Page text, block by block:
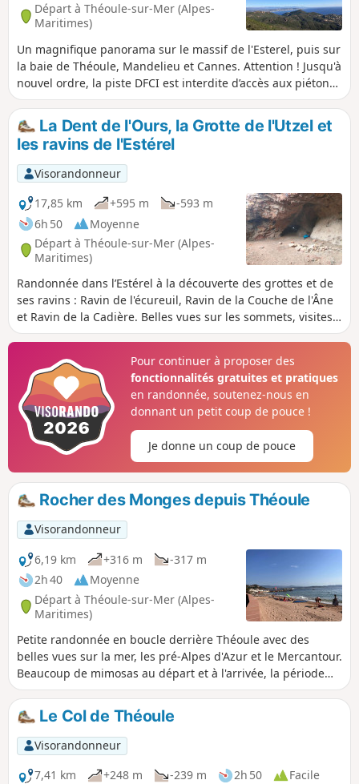
Départ à Théoule-sur-Mer (Alpes-
Maritimes)
Un magnifique panorama sur le massif de l'Esterel, puis sur
la baie de Théoule, Mandelieu et Cannes. Attention ! Jusqu'à
nouvel ordre, la piste DFCI est interdite d’accès aux piétons
et aux cyclistes depuis le parking du Vallon de l’Autel (D/A)
jusqu’à son intersection avec celle du Col de Théoule (2).
Voir l'arrêté municipal : https://theoule-sur-mer.fr/wp-
content/uploads/2025/03/2025-45-fermeture-piste-dfci-du-
vallon-de-lautel.pdf
La Dent de l'Ours, la Grotte de l'Utzel et
les ravins de l'Estérel
Visorandonneur
17,85 km
+595 m
-593 m
6h 50
Moyenne
Départ à Théoule-sur-Mer (Alpes-
Maritimes)
Randonnée dans l’Estérel à la découverte des grottes et de
ses ravins : Ravin de l'écureuil, Ravin de la Couche de l'Âne
et Ravin de la Cadière. Belles vues sur les sommets, visites
de grottes et parcours dans les ravins sauvages de l’Estérel.
Pour continuer à proposer des
fonctionnalités gratuites et pratiques
en randonnée, soutenez-nous en
donnant un petit coup de pouce !
Je donne un coup de pouce
Rocher des Monges depuis Théoule
Visorandonneur
6,19 km
+316 m
-317 m
2h 40
Moyenne
Départ à Théoule-sur-Mer (Alpes-
Maritimes)
Petite randonnée en boucle derrière Théoule avec des
belles vues sur la mer, les pré-Alpes d'Azur et le Mercantour.
Beaucoup de mimosas au départ et à l'arrivée, la période
idéale pour la faire est donc au mois de février. Pas de
difficultés particulières, les sentiers sont un peu caillouteux
comme c'est le cas partout dans l’Estérel donc mieux vaut
de bonnes chaussures.
Le Col de Théoule
Visorandonneur
7,41 km
+248 m -239 m 2h 50 Facile